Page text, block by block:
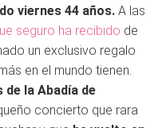
viernes 44 años. A las
seguro ha recibido de
un exclusivo regalo
en el mundo tienen.
de la Abadía de
concierto que rara